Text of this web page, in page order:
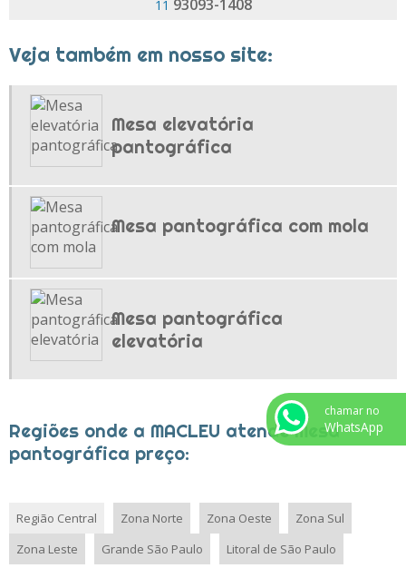
TOMBADOR DE CAÇAMBA
TRANSPORTADOR AÉREO
TRANSPORTADOR AÉREO DE CORRENTE
TRANSPORTADOR AÉREO PARA PINTURA
TROLLEY TRANSPORTADOR AÉREO
TROLLEYS MANUAIS
11 93093-1408
Veja também em nosso site:
Mesa elevatória
pantográfica
Mesa pantográfica com mola
Mesa pantográfica
elevatória
Regiões onde a MACLEU atende Mesa
pantográfica preço:
Região Central Zona Norte Zona Oeste
Zona Sul
Zona Leste
Grande São Paulo Litoral de São Paulo
chamar no
WhatsApp